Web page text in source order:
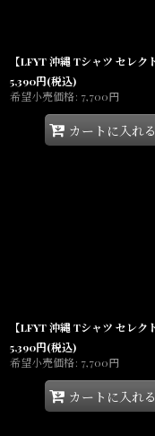
5,390円(税込)
希望小売価格: 7,700円
カートに入れる
5,390円(税込)
希望小売価格: 7,700円
カートに入れる